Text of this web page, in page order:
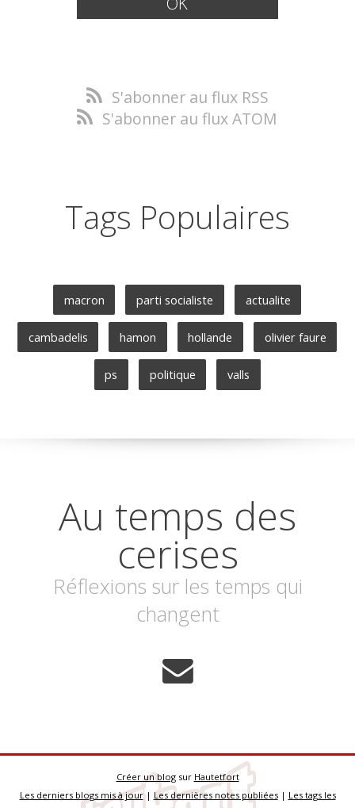
S'abonner au flux RSS
S'abonner au flux ATOM
Tags Populaires
macron parti socialiste actualite
cambadelis hamon hollande olivier faure
ps politique valls
Au temps des
cerises
Réflexions sur les temps qui
changent
Créer un blogsur Hautetfort
Les derniers blogs mis à jour| Les dernières notes publiées| Les tags les